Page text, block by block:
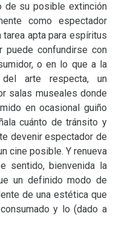
de su posible extinción
como espectador
apta para espíritus
confundirse con
o en lo que a la
arte respecta, un
salas museales donde
en ocasional guiño
cuánto de tránsito y
devenir espectador de
cine posible. Y renueva
sentido, bienvenida la
un definido modo de
de una estética que
y lo (dado a